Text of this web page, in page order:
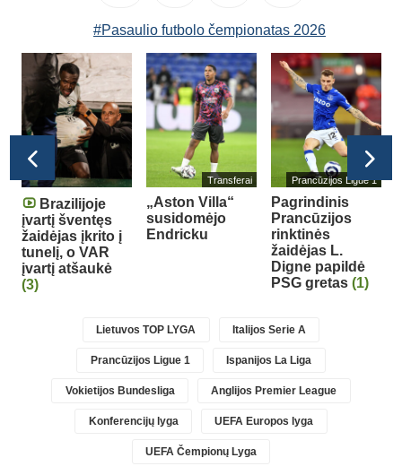
#Pasaulio futbolo čempionatas 2026
Brazilijoje
įvartį šventęs
žaidėjas įkrito į
tunelį, o VAR
įvartį atšaukė
(3)
Transferai
„Aston Villa“
susidomėjo
Endricku
Prancūzijos Ligue 1
Pagrindinis
Prancūzijos
rinktinės
žaidėjas L.
Digne papildė
PSG gretas (1)
Lietuvos TOP LYGA Italijos Serie A
Prancūzijos Ligue 1 Ispanijos La Liga
Vokietijos Bundesliga Anglijos Premier League
Konferencijų lyga UEFA Europos lyga
UEFA Čempionų Lyga